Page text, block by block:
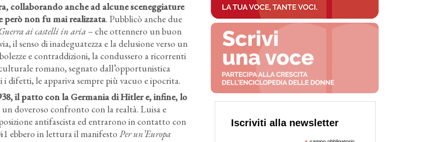
collaborando anche ad alcune sceneggiature
però non fu mai realizzata. Pubblicò anche due
ai castelli in aria– che ottennero un buon
il senso di inadeguatezza e la delusione verso un
e contraddizioni, la condussero a ricorrenti
romano, segnato dall’opportunistica
difetti, le appariva sempre più vacuo e ipocrita.
il patto con la Germania di Hitler e, infine, lo
doveroso confronto con la realtà. Luisa e
antifascista ed entrarono in contatto con
ebbero in lettura il manifesto Per un’Europa